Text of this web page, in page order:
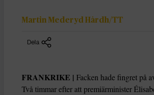
Martin Mederyd Hårdh/TT
Dela
FRANKRIKE | Facken hade fingret på
Två timmar efter att premiärminister